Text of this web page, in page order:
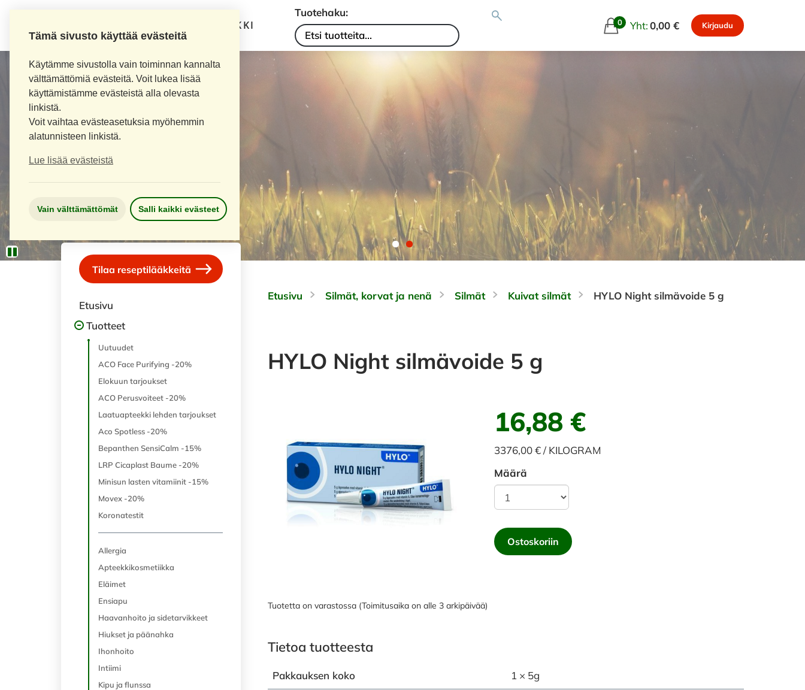
Tämä sivusto käyttää evästeitä
Käytämme sivustolla vain toiminnan kannalta
välttämättömiä evästeitä. Voit lukea lisää
käyttämistämme evästeistä alla olevasta
linkistä.
Voit vaihtaa evästeasetuksia myöhemmin
alatunnisteen linkistä.
Lue lisää evästeistä
Vain välttämättömät Salli kaikki evästeet
LOIMAAN UUSI APTEEKKI
Tuotehaku:
0 Yht:0,00 € Kirjaudu
Tilaa reseptilääkkeitä
Etusivu
Tuotteet
Uutuudet
ACO Face Purifying -20%
Elokuun tarjoukset
ACO Perusvoiteet -20%
Laatuapteekki lehden tarjoukset
Aco Spotless -20%
Bepanthen SensiCalm -15%
LRP Cicaplast Baume -20%
Minisun lasten vitamiinit -15%
Movex -20%
Koronatestit
Allergia
Apteekkikosmetiikka
Eläimet
Ensiapu
Haavanhoito ja sidetarvikkeet
Hiukset ja päänahka
Ihonhoito
Intiimi
Kipu ja flunssa
Etusivu Silmät, korvat ja nenä Silmät Kuivat silmät HYLO Night silmävoide 5 g
HYLO Night silmävoide 5 g
16,88 €
3376,00 € / KILOGRAM
Määrä
Ostoskoriin
Tuotetta on varastossa (Toimitusaika on alle 3 arkipäivää)
Tietoa tuotteesta
Pakkauksen koko 1 × 5g